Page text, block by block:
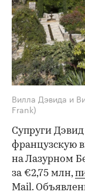
Вилла Дэвида и
Frank)
Супруги
французскую
на Лазурном
за €2,75 млн,
Mail.